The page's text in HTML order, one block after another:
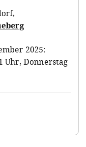
,
2025:
Uhr, Donnerstag